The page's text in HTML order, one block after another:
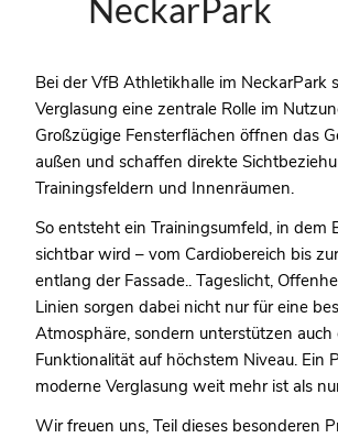
NeckarPark
Bei der VfB Athletikhalle im NeckarPark
Verglasung eine zentrale Rolle im
Großzügige Fensterflächen öffnen das
außen und schaffen direkte
Trainingsfeldern und Innenräumen.
So entsteht ein Trainingsumfeld, in dem
sichtbar wird – vom Cardiobereich bis
entlang der Fassade.. Tageslicht,
Linien sorgen dabei nicht nur für eine
Atmosphäre, sondern unterstützen auch
Funktionalität auf höchstem Niveau. Ein
moderne Verglasung weit mehr ist als
Wir freuen uns, Teil dieses besonderen